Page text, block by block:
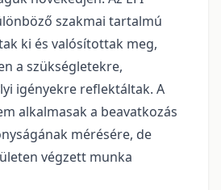
szakmai tartalmú
ki és valósítottak meg,
a szükségletekre,
igényekre reflektáltak. A
alkalmasak a beavatkozás
mérésére, de
végzett munka